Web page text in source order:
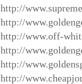
http://
http://
http://www.off-
http://
http://
http://